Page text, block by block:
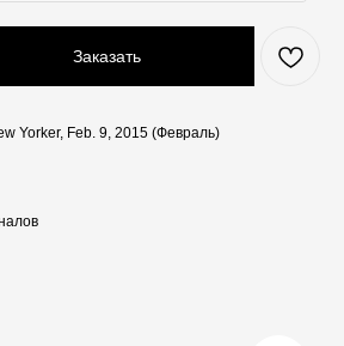
Заказать
Yorker, Feb. 9, 2015 (Февраль)